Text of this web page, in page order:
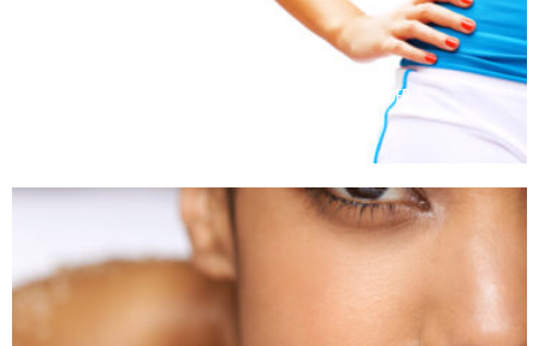
ET OMFATTENDE KIG PÅ VÆGTTABS MULIGHEDER